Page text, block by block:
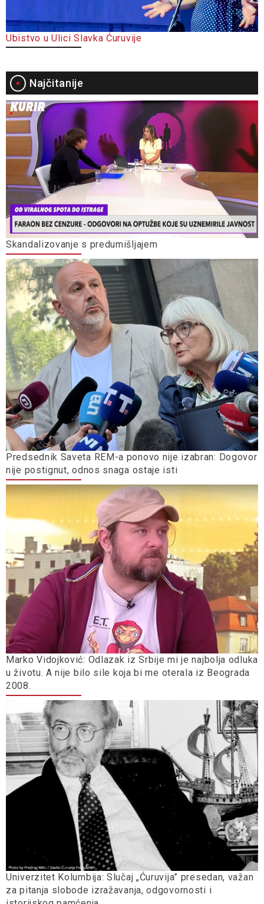
Ubistvo u Ulici Slavka Ćuruvije
Najčitanije
Skandalizovanje s predumišljajem
Predsednik Saveta REM-a ponovo nije izabran: Dogovor
nije postignut, odnos snaga ostaje isti
Marko Vidojković: Odlazak iz Srbije mi je najbolja odluka
u životu. A nije bilo sile koja bi me oterala iz Beograda
2008.
Univerzitet Kolumbija: Slučaj „Ćuruvija” presedan, važan
za pitanja slobode izražavanja, odgovornosti i